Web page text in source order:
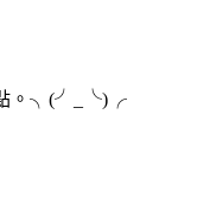
點。╮(╯_╰)╭